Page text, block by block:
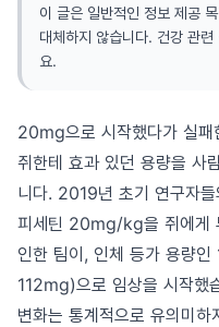
이 글은 일반적인 정보 제공
대체하지 않습니다. 건강 관
요.
20mg으로 시작했다가 실패
쥐한테 효과 있던 용량을 사
니다. 2019년 초기 연구자
피세틴 20mg/kg을 쥐에게
인한 팀이, 인체 등가 용량
112mg)으로 임상을 시작했
변화는 통계적으로 유의미하